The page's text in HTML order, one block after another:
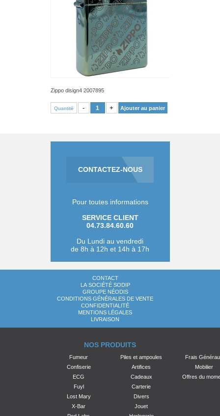
Zippo disign4 2007895
Quantité - + Ajouter au panier
CONTACTEZ-NOUS
Pour toutes informations
SERVICE CLIENT
04.73.84.60.60
Du Lundi au vendredi
de 8h à 12h et 14h à 17h
CONTACT
LA SOCIÉTÉ SODIP
GROUPE NÉODIS
CONDITIONS GÉNÉRALES DE VENTE
CONFIDENTIALITÉ
MENTIONS LÉGALES
LIVRAISON
NOS PRODUITS
Fumeur
Confiserie
ECG
Fuyl
Lost Mary
X-Bar
Piles et ampoules
Artifices
Cadeaux
Carterie
Divers
Jouet
Frais
Mobilier
Offres du